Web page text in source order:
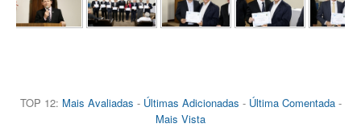
TOP 12: Mais Avaliadas - Últimas Adicionadas - Última Comentada-
Mais Vista